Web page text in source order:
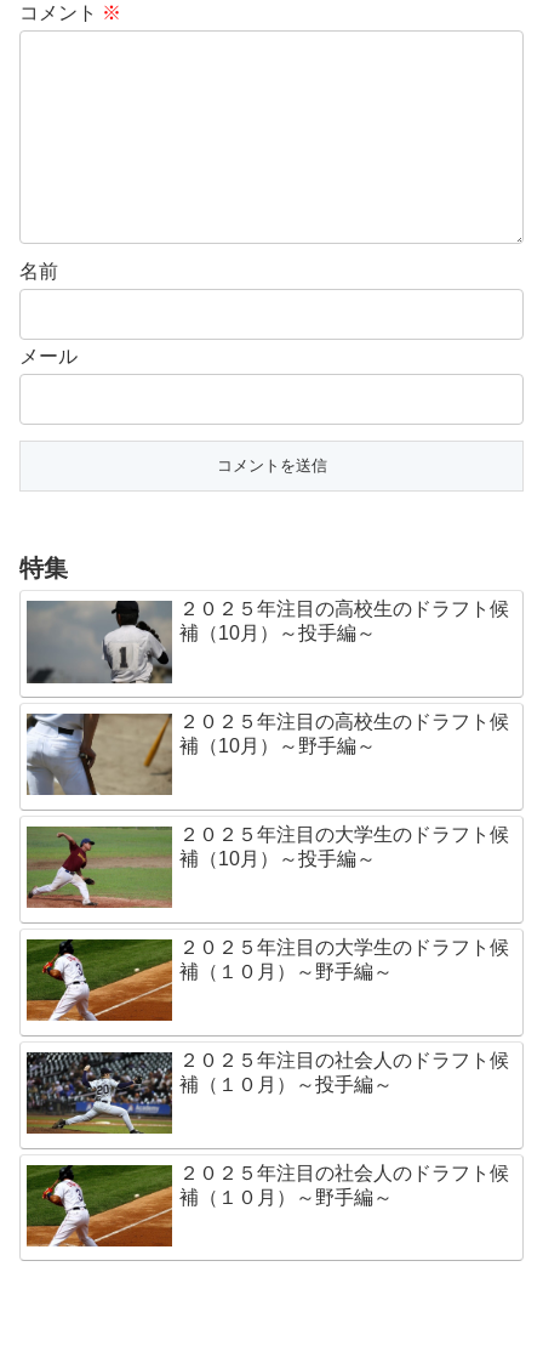
コメント ※
名前
メール
特集
２０２５年注目の高校生のドラフト候
補（10月）～投手編～
２０２５年注目の高校生のドラフト候
補（10月）～野手編～
２０２５年注目の大学生のドラフト候
補（10月）～投手編～
２０２５年注目の大学生のドラフト候
補（１０月）～野手編～
２０２５年注目の社会人のドラフト候
補（１０月）～投手編～
２０２５年注目の社会人のドラフト候
補（１０月）～野手編～